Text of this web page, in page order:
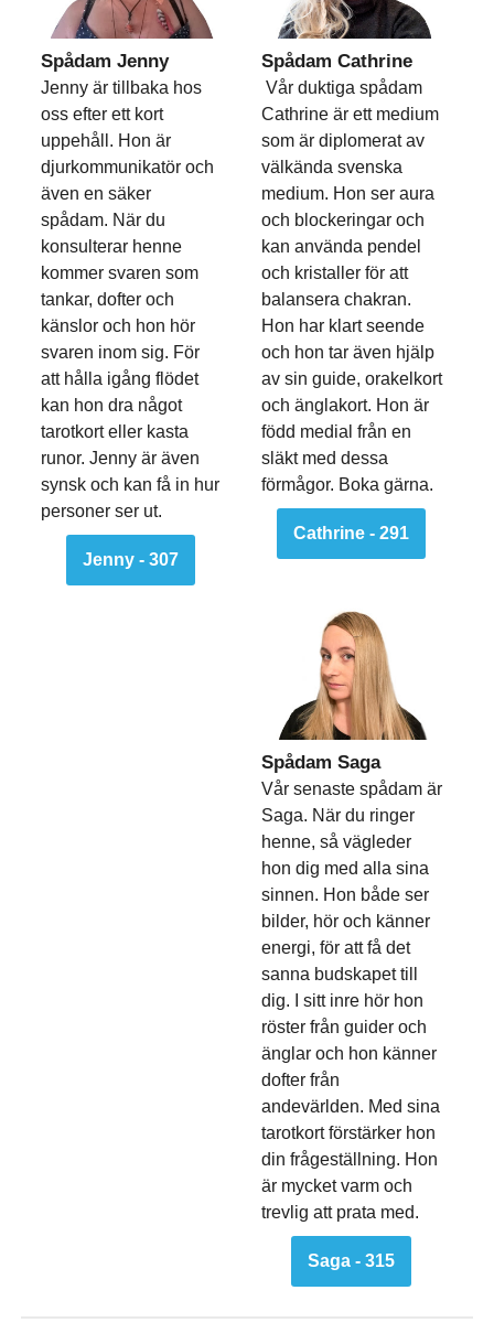
Spådam Jenny
Jenny är tillbaka hos
oss efter ett kort
uppehåll. Hon är
djurkommunikatör och
även en säker
spådam. När du
konsulterar henne
kommer svaren som
tankar, dofter och
känslor och hon hör
svaren inom sig. För
att hålla igång flödet
kan hon dra något
tarotkort eller kasta
runor. Jenny är även
synsk och kan få in hur
personer ser ut.
Jenny - 307
Spådam Cathrine
Vår duktiga spådam
Cathrine är ett medium
som är diplomerat av
välkända svenska
medium. Hon ser aura
och blockeringar och
kan använda pendel
och kristaller för att
balansera chakran.
Hon har klart seende
och hon tar även hjälp
av sin guide, orakelkort
och änglakort. Hon är
född medial från en
släkt med dessa
förmågor. Boka gärna.
Cathrine - 291
Spådam Saga
Vår senaste spådam är
Saga. När du ringer
henne, så vägleder
hon dig med alla sina
sinnen. Hon både ser
bilder, hör och känner
energi, för att få det
sanna budskapet till
dig. I sitt inre hör hon
röster från guider och
änglar och hon känner
dofter från
andevärlden. Med sina
tarotkort förstärker hon
din frågeställning. Hon
är mycket varm och
trevlig att prata med.
Saga - 315